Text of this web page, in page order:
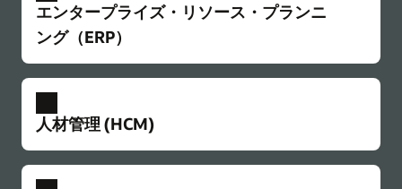
思決定の高度化、進捗の加速、成果の向上を実
現できます。レビューサイクルを自動化し、す
化し、コントロールを強化します。また、保
守、在庫、スペース、リースもまとめて管理で
きます。
Primavera Unifierの詳細
を移動します。請求、支払い、コンプライアン
スを簡素化します。手間をかけずに時間どおり
支払管理の詳細
統合プロジェクト・スケジューリング
でオフィスチームと現場チームを連携させ、リ
効率的なワークフローと自動化の詳細
下位業者のコンプライアンスの可視化
保険、安全性レポート、DBE ステータスなど、
による潜在的な問題について、早期に可視化で
もが迅速に修正できるようにします。
フォーマンスに関する新しいインサイトを獲得
できます。建設プロジェクトのライフサイクル
おさえ、納期を改善します。
データ・インテリジェンスの詳細
安全上のリスクの予測と対処
インシデント早期警告システムにより、リスク
エンタープライズ・リソース・プランニ
ング（ERP）
革新的、かつコスト効率の高いクラウド・ソリ
ューション・スイートで、エンジニアリング・
建設業界によるデジタル・トランスフォーメー
人材管理 (HCM)